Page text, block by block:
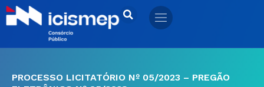
Ir
para
PROCESSO LICITATÓRIO Nº 05/2023 – PREGÃO